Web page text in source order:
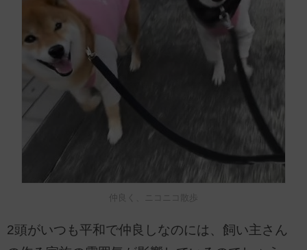
仲良く、ニコニコ散歩
2頭がいつも平和で仲良しなのには、飼い主さん